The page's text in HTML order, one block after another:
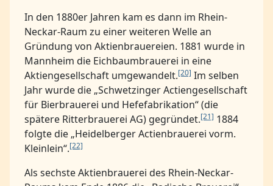
In den 1880er Jahren kam es dann im Rhein-
Neckar-Raum zu einer weiteren Welle an
Gründung von Aktienbrauereien. 1881 wurde in
Mannheim die Eichbaumbrauerei in eine
Aktiengesellschaft umgewandelt.[20] Im selben
Jahr wurde die „Schwetzinger Actiengesellschaft
für Bierbrauerei und Hefefabrikation“ (die
spätere Ritterbrauerei AG) gegründet.[21] 1884
folgte die „Heidelberger Actienbrauerei vorm.
Kleinlein“.[22]
Als sechste Aktienbrauerei des Rhein-Neckar-